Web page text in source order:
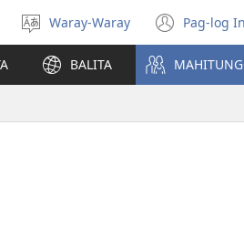
Pagpili
hin
yinaknan
Waray-Waray Pag-log In
(opens
new
BALITA